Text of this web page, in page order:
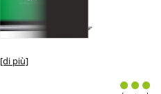
[di più]